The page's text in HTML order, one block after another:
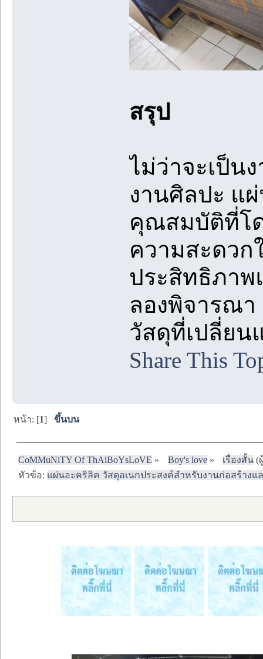
สรุป
ไม่ว่าจะเป็น
งานศิลปะ แ
คุณสมบัติที่โด
ความสะดว
ประสิทธิภาพ
ลองพิจารณา
วัสดุที่เปลี่ยน
Share This
หน้า: [1]ขึ้นบน
CoMMuNiTY Of ThAiBoYsLoVE » Boy's love» เรื่องสั้น(
หัวข้อ: แผ่นอะคริลิค วัสดุอเนกประสงค์สำหรับงานก่อสร้างแ